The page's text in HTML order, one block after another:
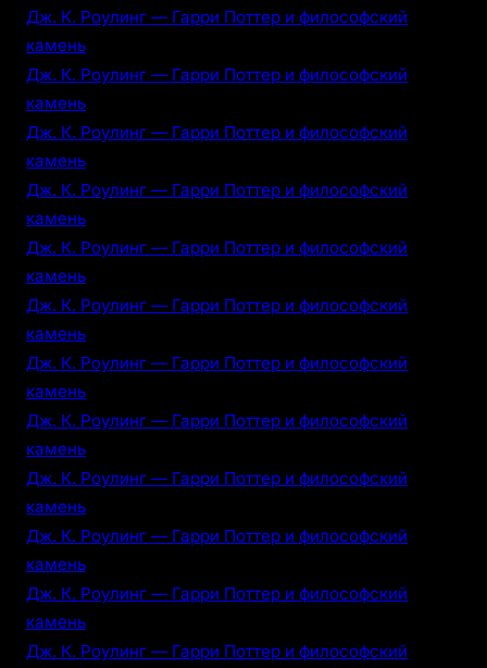
Дж. К. Роулинг — Гарри Поттер и философский
камень
Дж. К. Роулинг — Гарри Поттер и философский
камень
Дж. К. Роулинг — Гарри Поттер и философский
камень
Дж. К. Роулинг — Гарри Поттер и философский
камень
Дж. К. Роулинг — Гарри Поттер и философский
камень
Дж. К. Роулинг — Гарри Поттер и философский
камень
Дж. К. Роулинг — Гарри Поттер и философский
камень
Дж. К. Роулинг — Гарри Поттер и философский
камень
Дж. К. Роулинг — Гарри Поттер и философский
камень
Дж. К. Роулинг — Гарри Поттер и философский
камень
Дж. К. Роулинг — Гарри Поттер и философский
камень
Дж. К. Роулинг — Гарри Поттер и философский